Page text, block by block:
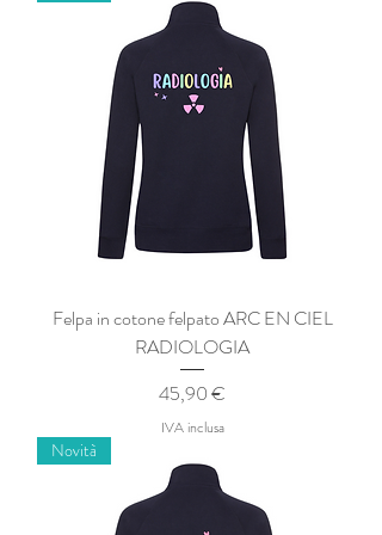
Felpa in cotone felpato ARC EN CIEL
RADIOLOGIA
Prezzo
45,90 €
IVA inclusa
Novità